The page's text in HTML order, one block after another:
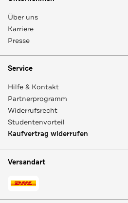
Über uns
Karriere
Presse
Service
Hilfe & Kontakt
Partnerprogramm
Widerrufsrecht
Studentenvorteil
Kaufvertrag widerrufen
Versandart